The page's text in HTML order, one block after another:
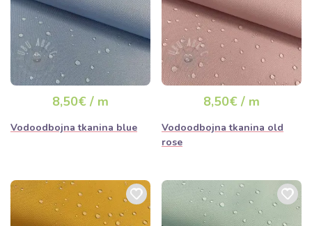
8,50€ / m
Vodoodbojna tkanina blue
8,50€ / m
Vodoodbojna tkanina old
rose